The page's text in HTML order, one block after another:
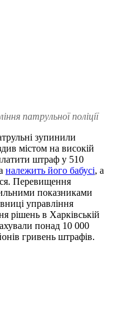
патрульної поліції
зупинили
містом на високій
штраф у 510
належить його бабусі, а
Перевищення
показниками
управління
рішень в Харківській
понад 10 000
гривень штрафів.